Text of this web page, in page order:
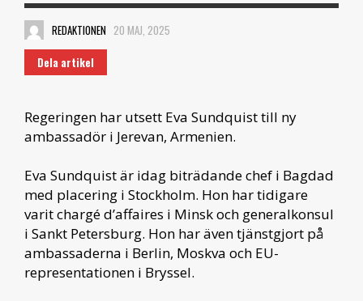
REDAKTIONEN 20 MAJ, 2025
Dela artikel
Regeringen har utsett Eva Sundquist till ny
ambassadör i Jerevan, Armenien.
Eva Sundquist är idag biträdande chef i Bagdad
med placering i Stockholm. Hon har tidigare
varit chargé d’affaires i Minsk och generalkonsul
i Sankt Petersburg. Hon har även tjänstgjort på
ambassaderna i Berlin, Moskva och EU-
representationen i Bryssel.